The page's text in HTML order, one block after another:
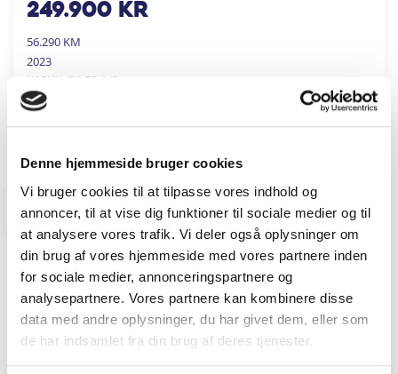
Denne hjemmeside bruger cookies
Vi bruger cookies til at tilpasse vores indhold og
annoncer, til at vise dig funktioner til sociale medier og til
at analysere vores trafik. Vi deler også oplysninger om
din brug af vores hjemmeside med vores partnere inden
for sociale medier, annonceringspartnere og
analysepartnere. Vores partnere kan kombinere disse
data med andre oplysninger, du har givet dem, eller som
de har indsamlet fra din brug af deres tjenester.
249.900kr
56.290 KM
2023
KARVIL BILER A/S
RINGKØBING